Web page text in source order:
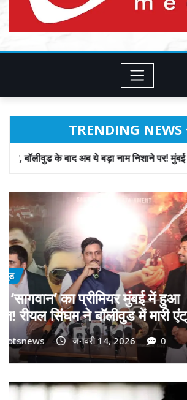
TRENDING NEWS
नाम निशाने पर! मुंबई जैसा ‘फिरौती खेल’ अब
प्रमोद सावंत का ‘गोदान’
पोस्टर विमोचन कर मथुरा से
टीम का बढ़ाया मान!
जनवरी 9, 2026 0